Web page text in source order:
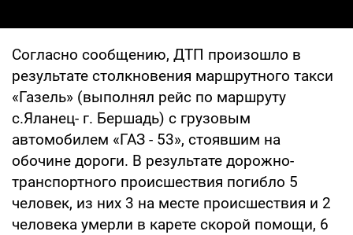
Согласно сообщению, ДТП произошло в
результате столкновения маршрутного такси
«Газель» (выполнял рейс по маршруту
с.Яланец- г. Бершадь) с грузовым
автомобилем «ГАЗ - 53», стоявшим на
обочине дороги. В результате дорожно-
транспортного происшествия погибло 5
человек, из них 3 на месте происшествия и 2
человека умерли в карете скорой помощи, 6